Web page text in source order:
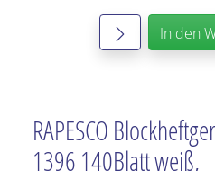
In den
RAPESCO
1396 140Blatt weiß,